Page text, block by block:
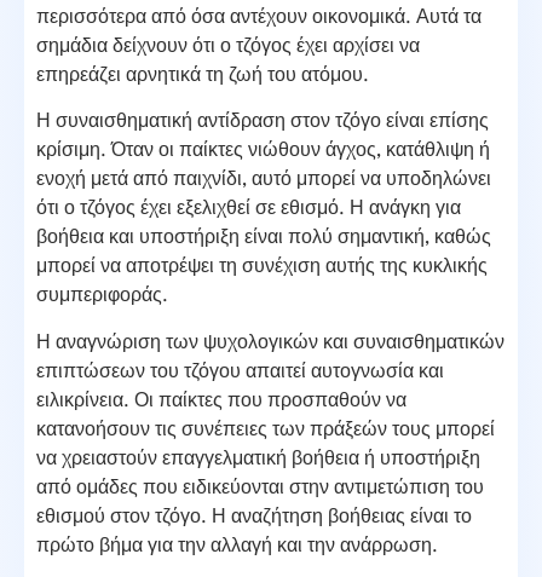
περισσότερα από όσα αντέχουν οικονομικά. Αυτά τα
σημάδια δείχνουν ότι ο τζόγος έχει αρχίσει να
επηρεάζει αρνητικά τη ζωή του ατόμου.
Η συναισθηματική αντίδραση στον τζόγο είναι επίσης
κρίσιμη. Όταν οι παίκτες νιώθουν άγχος, κατάθλιψη ή
ενοχή μετά από παιχνίδι, αυτό μπορεί να υποδηλώνει
ότι ο τζόγος έχει εξελιχθεί σε εθισμό. Η ανάγκη για
βοήθεια και υποστήριξη είναι πολύ σημαντική, καθώς
μπορεί να αποτρέψει τη συνέχιση αυτής της κυκλικής
συμπεριφοράς.
Η αναγνώριση των ψυχολογικών και συναισθηματικών
επιπτώσεων του τζόγου απαιτεί αυτογνωσία και
ειλικρίνεια. Οι παίκτες που προσπαθούν να
κατανοήσουν τις συνέπειες των πράξεών τους μπορεί
να χρειαστούν επαγγελματική βοήθεια ή υποστήριξη
από ομάδες που ειδικεύονται στην αντιμετώπιση του
εθισμού στον τζόγο. Η αναζήτηση βοήθειας είναι το
πρώτο βήμα για την αλλαγή και την ανάρρωση.